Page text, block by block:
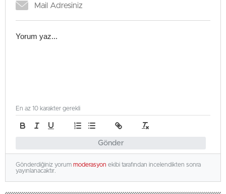
Gönder
En az 10 karakter gerekli
Gönderdiğiniz yorum moderasyon ekibi tarafından incelendikten sonra
yayınlanacaktır.